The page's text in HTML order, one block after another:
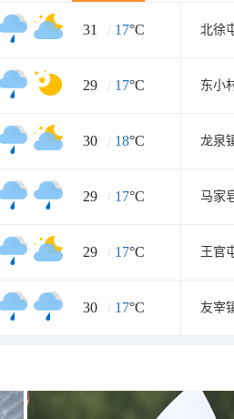
31 / 17°C 北徐
29 / 17°C 东小
30 / 18°C 龙泉
29 / 17°C 马家
29 / 17°C 王官
30 / 17°C 友宰